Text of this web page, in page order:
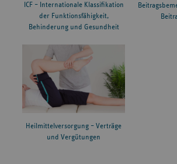
ICF – Internationale Klassifikation
der Funktionsfähigkeit,
Behinderung und Gesundheit
Heilmittelversorgung – Verträge
und Vergütungen